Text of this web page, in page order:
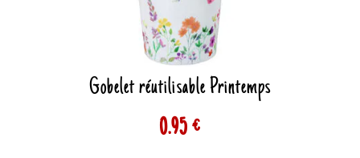
Gobelet réutilisable Printemps
0.95 €